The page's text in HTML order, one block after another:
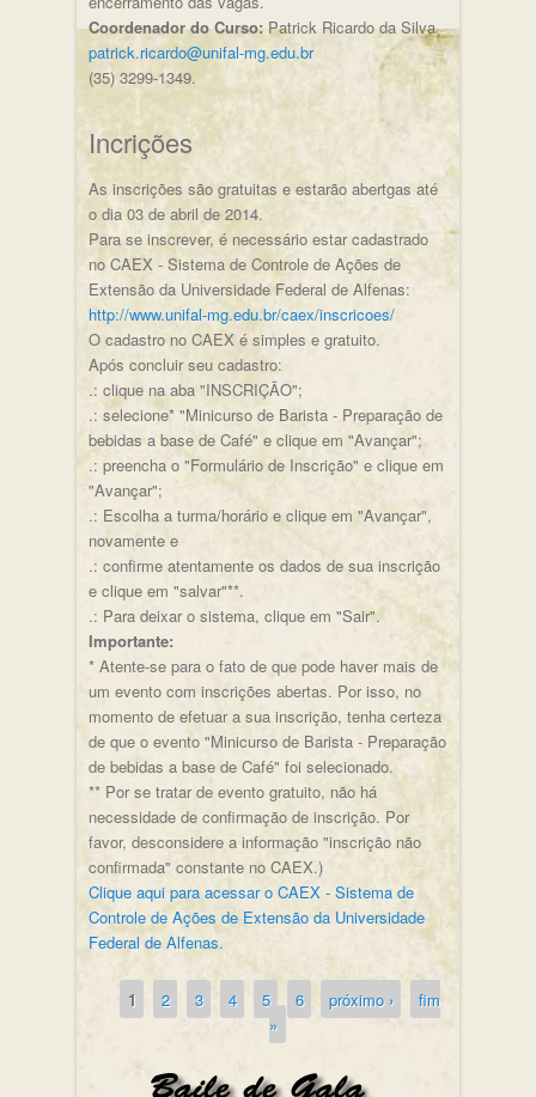
Coordenador do Curso:Patrick Ricardo da Silva
patrick.ricardo@unifal-mg.edu.br
(35) 3299-1349.
Incrições
As inscrições são gratuitas e estarão abertgas até
o dia 03 de abril de 2014.
Para se inscrever, é necessário estar cadastrado
no CAEX - Sistema de Controle de Ações de
Extensão da Universidade Federal de Alfenas:
http://www.unifal-mg.edu.br/caex/inscricoes/
O cadastro no CAEX é simples e gratuito.
Após concluir seu cadastro:
.: clique na aba "INSCRIÇÃO";
.: selecione* "Minicurso de Barista - Preparação de
bebidas a base de Café" e clique em "Avançar";
.: preencha o "Formulário de Inscrição" e clique em
"Avançar";
.: Escolha a turma/horário e clique em "Avançar",
novamente e
.: confirme atentamente os dados de sua inscrição
e clique em "salvar"**.
.: Para deixar o sistema, clique em "Sair".
Importante:
* Atente-se para o fato de que pode haver mais de
um evento com inscrições abertas. Por isso, no
momento de efetuar a sua inscrição, tenha certeza
de que o evento "Minicurso de Barista - Preparação
de bebidas a base de Café" foi selecionado.
** Por se tratar de evento gratuito, não há
necessidade de confirmação de inscrição. Por
favor, desconsidere a informação "inscrição não
confirmada" constante no CAEX.)
Clique aqui para acessar o CAEX - Sistema de
Controle de Ações de Extensão da Universidade
Federal de Alfenas.
Páginas
1 2 3 4 5 6 próximo ›
fim
»